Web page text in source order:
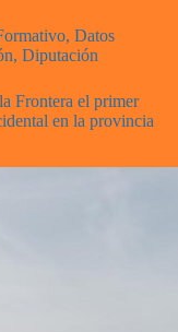
,Datos
,Diputación
Frontera el primer
en la provincia